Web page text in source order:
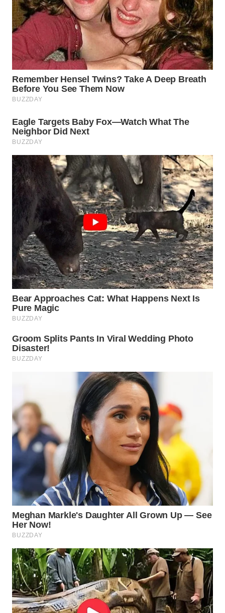
LESUNG
WN
KARO
WN
SIMALUNGUN
LABUHANBATU
WN
TAPANULI
TENGAH
WN DELI
SERDANG
WN
TEBING
TINGGI
WN
PAKPAK
WN
KARAWANG
WN
BEKASI
BOGOR
WN
DEPOK
WN
TAPANULI
UTARA
SAMOSIR
WN
PADANG
LAWAS
WN
SUMEDANG